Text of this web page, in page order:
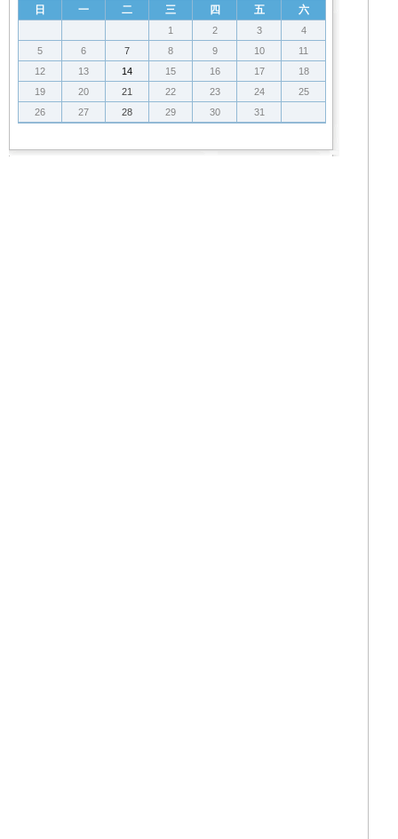
日 一 二 三 四 五 六
1 2 3
4
5
6 7 8 9 10
11
12
13 14 15 16 17
18
19
20 21 22 23 24
25
26
27 28 29 30 31